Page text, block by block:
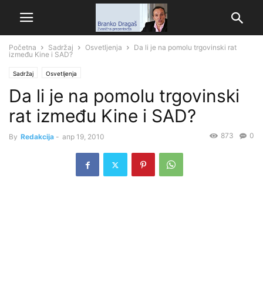
Početna Sadržaj Osvetljenja
Da li je na pomolu trgovinski rat
između Kine i SAD?
Sadržaj Osvetljenja
Da li je na pomolu trgovinski
rat između Kine i SAD?
By Redakcija - апр 19, 2010 0
873